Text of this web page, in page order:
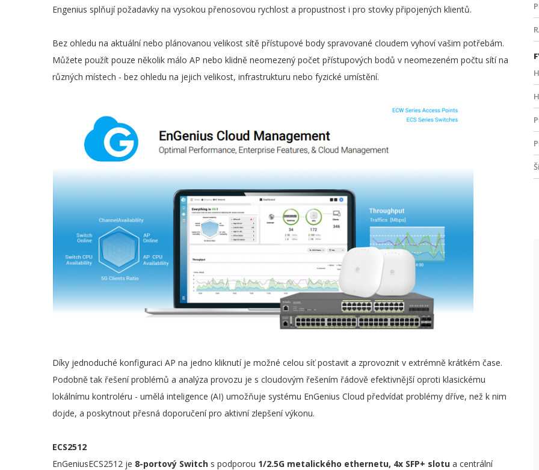
Engenius splňují požadavky na vysokou přenosovou rychlost a propustnost i pro stovky připojených klientů.
Bez ohledu na aktuální nebo plánovanou velikost sítě přístupové body spravované cloudem vyhoví vašim potřebám.
Můžete použít pouze několik málo AP nebo klidně neomezený počet přístupových bodů v neomezeném počtu sítí na
různých místech - bez ohledu na jejich velikost, infrastrukturu nebo fyzické umístění.
Díky jednoduché konfiguraci AP na jedno kliknutí je možné celou síť postavit a zprovoznit v extrémně krátkém čase.
Podobně tak řešení problémů a analýza provozu je s cloudovým řešením řádově efektivnější oproti klasickému
lokálnímu kontroléru - umělá inteligence (AI) umožňuje systému EnGenius Cloud předvídat problémy dříve, než k nim
dojde, a poskytnout přesná doporučení pro aktivní zlepšení výkonu.
ECS2512
EnGeniusECS2512 je 8-portový Switch s podporou 1/2.5G metalického ethernetu, 4x SFP+ slotu a centrální